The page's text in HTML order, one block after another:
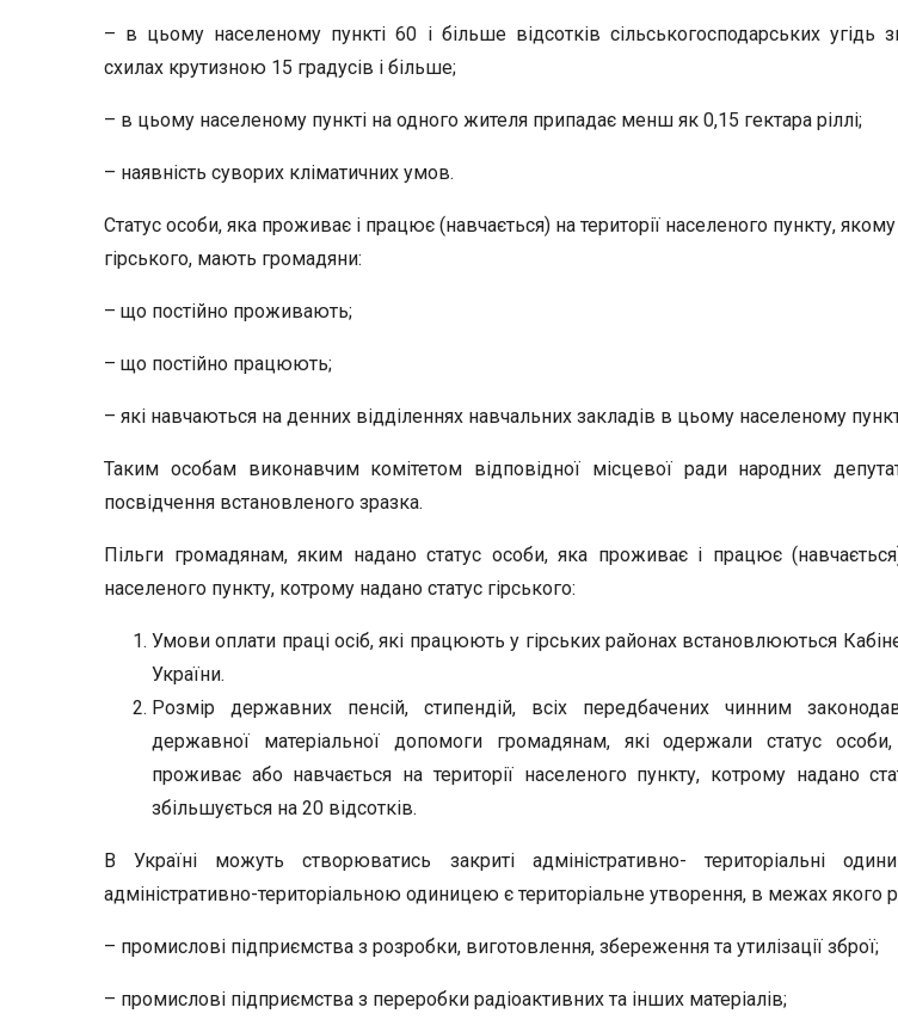
– в цьому населеному пункті 60 і більше відсотків сільськогосподарських угідь
схилах крутизною 15 градусів і більше;
– в цьому населеному пункті на одного жителя припадає менш як 0,15 гектара ріллі;
– наявність суворих кліматичних умов.
Статус особи, яка проживає і працює (навчається) на території населеного пункту,
гірського, мають громадяни:
– що постійно проживають;
– що постійно працюють;
– які навчаються на денних відділеннях навчальних закладів в цьому населеному
Таким особам виконавчим комітетом відповідної місцевої ради народних
посвідчення встановленого зразка.
Пільги громадянам, яким надано статус особи, яка проживає і працює
населеного пункту, котрому надано статус гірського:
Умови оплати праці осіб, які працюють у гірських районах встановлюються
України.
Розмір державних пенсій, стипендій, всіх передбачених чинним
державної матеріальної допомоги громадянам, які одержали статус
проживає або навчається на території населеного пункту, котрому надано
збільшується на 20 відсотків.
В Україні можуть створюватись закриті адміністративно- територіальні
адміністративно-територіальною одиницею є територіальне утворення, в межах якого
– промислові підприємства з розробки, виготовлення, збереження та утилізації зброї;
– промислові підприємства з переробки радіоактивних та інших матеріалів;